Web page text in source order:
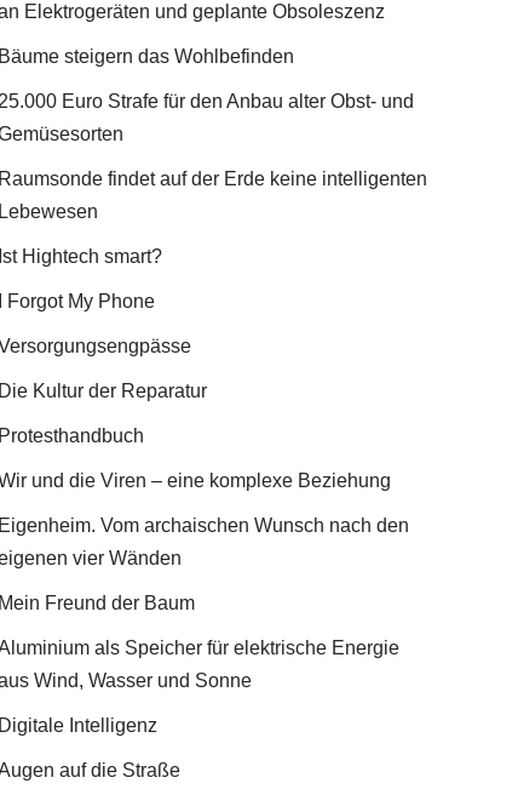
Elektrogeräten und geplante Obsoleszenz
Bäume steigern das Wohlbefinden
25.000 Euro Strafe für den Anbau alter Obst- und
Raumsonde findet auf der Erde keine intelligenten
Lebewesen
Ist Hightech smart?
I Forgot My Phone
Die Kultur der Reparatur
Protesthandbuch
und die Viren – eine komplexe Beziehung
Eigenheim. Vom archaischen Wunsch nach den
vier Wänden
Mein Freund der Baum
als Speicher für elektrische Energie
Wind, Wasser und Sonne
Digitale Intelligenz
auf die Straße